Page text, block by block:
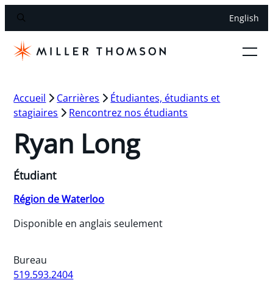
English
Accueil Carrières
Étudiantes, étudiants et
stagiaires
Rencontrez nos étudiants
Ryan Long
Étudiant
Région de Waterloo
Disponible en anglais seulement
Bureau
519.593.2404